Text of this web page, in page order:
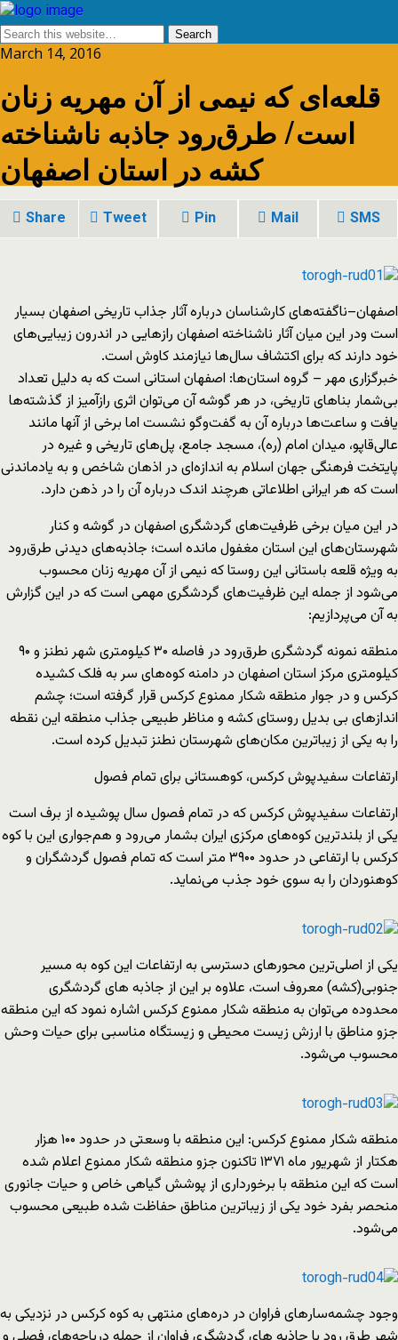
March 14, 2016
قلعه‌ای که نیمی از آن مهریه زنان
است/ طرق‌رود جاذبه ناشناخته
کشه در استان اصفهان
Share Tweet Pin Mail SMS
اصفهان–ناگفته‌های کارشناسان درباره آثار جذاب تاریخی اصفهان بسیار
است ودر این میان آثار ناشناخته اصفهان رازهایی در اندرون زیبایی‌های
خود دارند که برای اکتشاف سال‌ها نیازمند کاوش است.
خبرگزاری مهر – گروه استان‌ها: اصفهان استانی است که به دلیل تعداد
بی‌شمار بناهای تاریخی، در هر گوشه آن می‌توان اثری رازآمیز از گذشته‌ها
یافت و ساعت‌ها درباره آن به گفت‌وگو نشست اما برخی از آنها مانند
عالی‌قاپو، میدان امام (ره)، مسجد جامع، پل‌های تاریخی و غیره در
پایتخت فرهنگی جهان اسلام به اندازه‌ای در اذهان شاخص و به یادماندنی
است که هر ایرانی اطلاعاتی هرچند اندک درباره آن را در ذهن دارد.
در این میان برخی ظرفیت‌های گردشگری اصفهان در گوشه و کنار
شهرستان‌های این استان مغفول مانده است؛ جاذبه‌های دیدنی طرق‌رود
به ویژه قلعه‌ باستانی این روستا که نیمی از آن مهریه زنان محسوب
می‌شود از جمله این ظرفیت‌های گردشگری مهمی است که در این گزارش
به آن می‌پردازیم:
منطقه نمونه گردشگری طرق‌رود در فاصله ۳۰ کیلومتری شهر نطنز و ۹۰
کیلومتری مرکز استان اصفهان در دامنه کوه‌های سر به فلک کشیده
کرکس و در جوار منطقه شکار ممنوع کرکس قرار گرفته است؛ چشم
اندازهای بی بدیل روستای کشه و مناظر طبیعی جذاب منطقه این نقطه
را به یکی از زیباترین مکان‌های شهرستان نطنز تبدیل کرده است.
ارتفاعات سفیدپوش کرکس، کوهستانی برای تمام فصول
ارتفاعات سفیدپوش کرکس که در تمام فصول سال پوشیده از برف است
یکی از بلندترین کوه‌های مرکزی ایران بشمار می‌رود و هم‌جواری این با کوه
کرکس با ارتفاعی در حدود ۳۹۰۰ متر است که تمام فصول گردشگران و
کوهنوردان را به سوی خود جذب می‌نماید.
یکی از اصلی‌ترین محورهای دسترسی به ارتفاعات این کوه به مسیر
جنوبی(کشه) معروف است، علاوه بر این از جاذبه های گردشگری
محدوده می‌توان به منطقه شکار ممنوع کرکس اشاره نمود که این منطقه
جزو مناطق با ارزش زیست محیطی و زیستگاه مناسبی برای حیات وحش
محسوب می‌شود.
منطقه شکار ممنوع کرکس: این منطقه با وسعتی در حدود ۱۰۰ هزار
هکتار از شهریور ماه ۱۳۷۱ تاکنون جزو منطقه شکار ممنوع اعلام شده
است که این منطقه با برخورداری از پوشش گیاهی خاص و حیات جانوری
منحصر بفرد خود یکی از زیباترین مناطق حفاظت شده طبیعی محسوب
می‌شود.
وجود چشمه‌سارهای فراوان در دره‌های منتهی به کوه کرکس در نزدیکی به